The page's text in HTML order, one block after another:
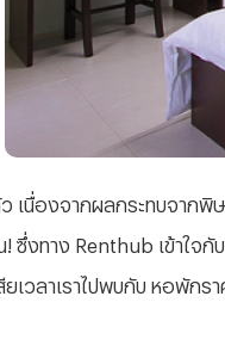
เนื่องจากผลกระทบจากพิ
! ซึ่งทาง Renthub เข้าใจ
ยเวลาเราไปพบกับ หอพักร